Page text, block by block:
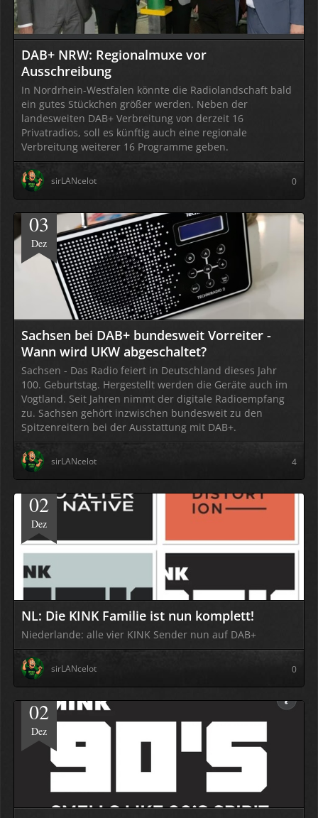
DAB+ NRW: Regionalmuxe vor
Ausschreibung
In Nordrhein-Westfalen könnte die Radiolandschaft bald
ein gutes Stückchen größer werden. Neben der
landesweiten DAB+ Verbreitung von derzeit 16
Privatradios, soll es künftig auch eine regionale
Verbreitung weiterer 16 Programme geben.
sirLANcelot 0
03
Dez
Sachsen bei DAB+ bundesweit Vorreiter -
Wann wird UKW abgeschaltet?
Sachsen - Das Radio feiert in Deutschland dieses Jahr
100. Geburtstag. Hergestellt werden die Geräte auch im
Vogtland. Seit Jahren nimmt der digitale Radioempfang
zu. Sachsen gehört inzwischen bundesweit zu den
Spitzenreitern bei der Ausstattung mit DAB+.
sirLANcelot 4
02
Dez
NL: Die KINK Familie ist nun komplett!
Niederlande: alle vier KINK Sender nun auf DAB+
sirLANcelot 0
02
Dez